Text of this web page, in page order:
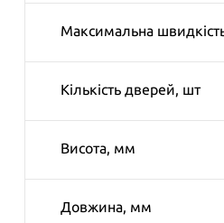
Максимальна
Кiлькiсть дверей, шт
Висота, мм
Довжина, мм